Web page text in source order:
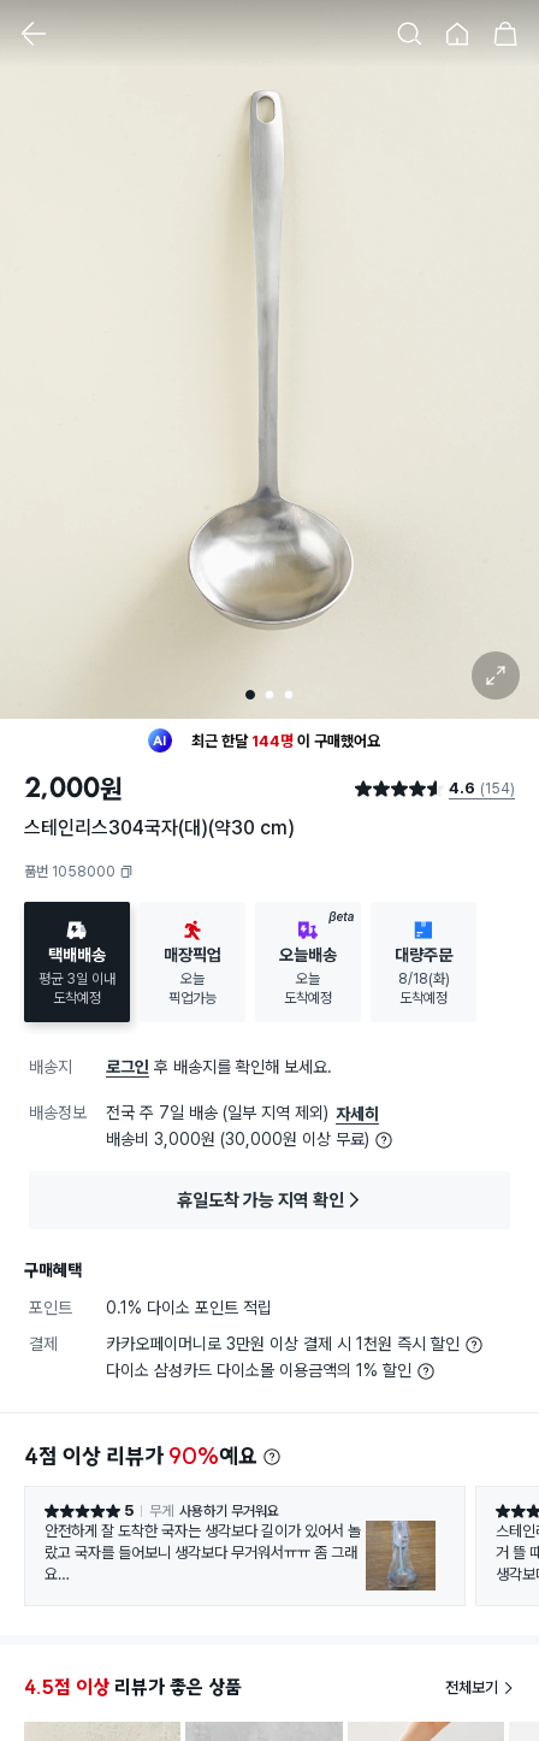
1 2 3
확대 보기
최근 한달 144명 이 구매했어요
구매했어요
2,000원 별점 4.6점 4.6 (154)
스테인리스304국자(대)(약30 cm)
품번 1058000
택배배송
평균 3일 이내
도착예정
매장픽업
오늘
픽업가능
BETA
오늘배송
오늘
도착예정
대량주문
8/18(화)
도착예정
배송지 로그인 후 배송지를 확인해 보세요.
배송정보 전국 주 7일 배송 (일부 지역 제외) 자세히
배송비 3,000원 (30,000원 이상 무료)
휴일도착 가능 지역 확인
구매혜택
포인트
0.1% 다이소 포인트 적립
결제
카카오페이머니로 3만원 이상 결제 시 1천원 즉시 할인
다이소 삼성카드 다이소몰 이용금액의 1% 할인
4점 이상 리뷰가 90%예요
별점 5점 5 무게 사용하기 무거워요
안전하게 잘 도착한 국자는 생각보다 길이가 있어서 놀
랐고 국자를 들어보니 생각보다 무거워서ㅠㅠ 좀 그래
요
별점 5
스테인
거 뜰
생각
4.5점 이상 리뷰가 좋은 상품 전체보기